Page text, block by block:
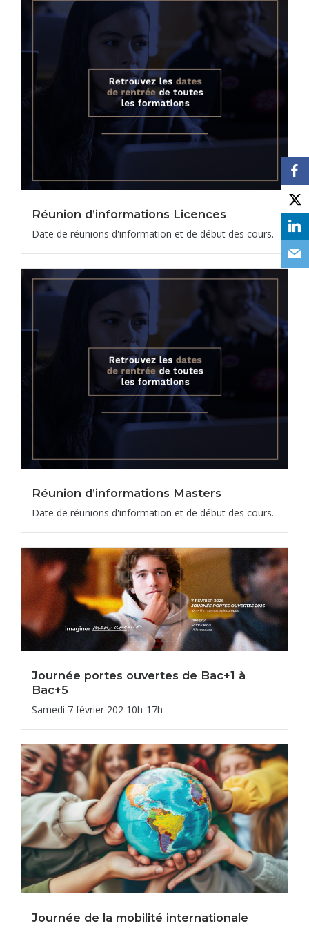
Réunion d’informations Licences
Date de réunions d'information et de début des cours.
Réunion d’informations Masters
Date de réunions d'information et de début des cours.
Journée portes ouvertes de Bac+1 à
Bac+5
Samedi 7 février 202 10h-17h
Journée de la mobilité internationale